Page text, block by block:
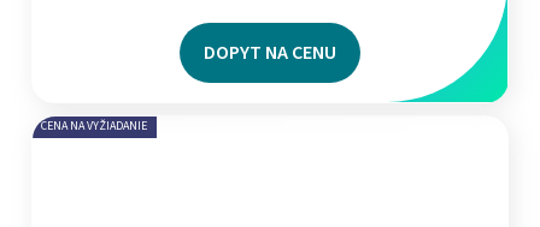
DOPYT NA CENU
CENA NA VYŽIADANIE